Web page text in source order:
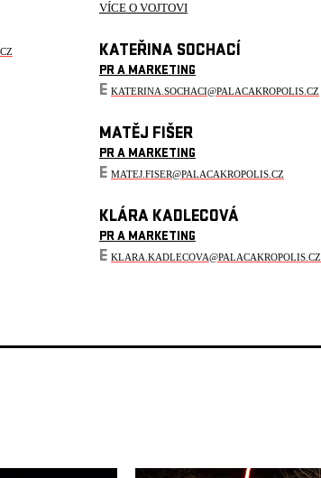
VÍCE O VOJTOVI
KATEŘINA SOCHACÍ
PR A MARKETING
E KATERINA.SOCHACI@PALACAKROPOLIS.CZ
MATĚJ FIŠER
PR A MARKETING
E MATEJ.FISER@PALACAKROPOLIS.CZ
KLÁRA KADLECOVÁ
PR A MARKETING
E KLARA.KADLECOVA@PALACAKROPOLIS.CZ